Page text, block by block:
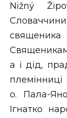
Nižný
а і дід,
о. Пала-
Ігнатко